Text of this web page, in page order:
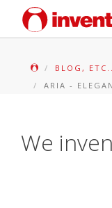
BLOG,
ARIA -
We